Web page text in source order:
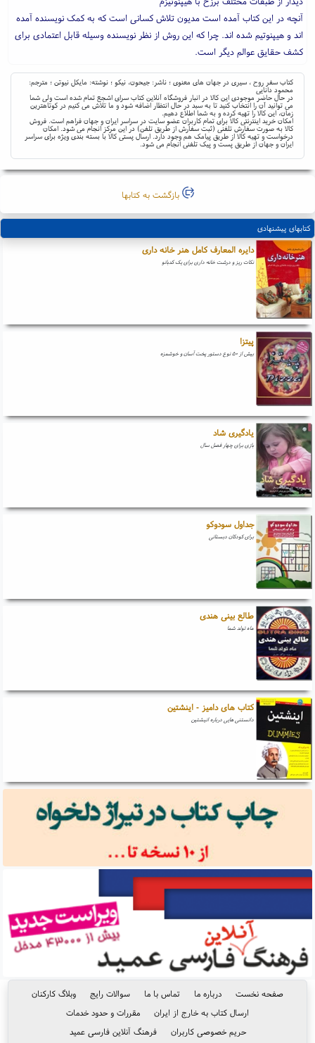
آنچه در این کتاب آمده است مدیون تلاش کسانی است که به کمک نویسنده آمده
اند و هیپنوتیم شده اند. چرا که این روش از نظر نویسنده وسیله قابل اعتمادی برای
کشف حقایق عوالم دیگر است.
کتاب سفر روح ، سیری در جهان های معنوی ؛ ناشر: جیحون، نیکو ؛ نوشته: مایکل نیوتن ؛ مترجم:
محمود دانایی
در حال حاضر موجودی این کالا در انبار فروشگاه آنلاین کتاب سرای اشجع تمام شده است ولی شما
می توانید آن را انتخاب کنید تا به سبد در حال انتظار اضافه شود و ما تلاش می کنیم در کوتاهترین
زمان، این کالا را تهیه کرده و به شما اطلاع دهیم.
امکان خرید اینترنتی کالا برای تمام کاربران عضو سایت در سراسر ایران و جهان فراهم است. فروش
کالا به صورت سفارش تلفنی (ثبت سفارش از طریق تلفن) در این مرکز انجام می شود. امکان
درخواست و تهیه کالا از طریق پیامک هم وجود دارد. ارسال پستی کالا با بسته بندی ویژه برای سراسر
ایران و جهان از طریق پست و پیک تلفنی انجام می شود.
بازگشت به کتابها
کتابهای پیشنهادی
دایره المعارف کامل هنر خانه داری
نکات ریز و درشت خانه داری برای یک کدبانو
پیتزا
بیش از ۵۰ نوع دستور پخت آسان و خوشمزه
یادگیری شاد
بازی برای چهار فصل سال
جداول سودوکو
برای کودکان دبستانی
طالع بینی هندی
ماه تولد شما
کتاب های دامیز - اینشتین
دانستنی هایی درباره انیشتین
صفحه نخست درباره ما تماس با ما سوالات رایج
وبلاگ کارکنان
ارسال کتاب به خارج از ایران
مقررات و حدود خدمات
حریم خصوصی کاربران
فرهنگ آنلاین فارسی عمید